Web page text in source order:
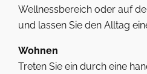
Wellnessbereich oder auf
und lassen Sie den Alltag
Wohnen
Treten Sie ein durch eine